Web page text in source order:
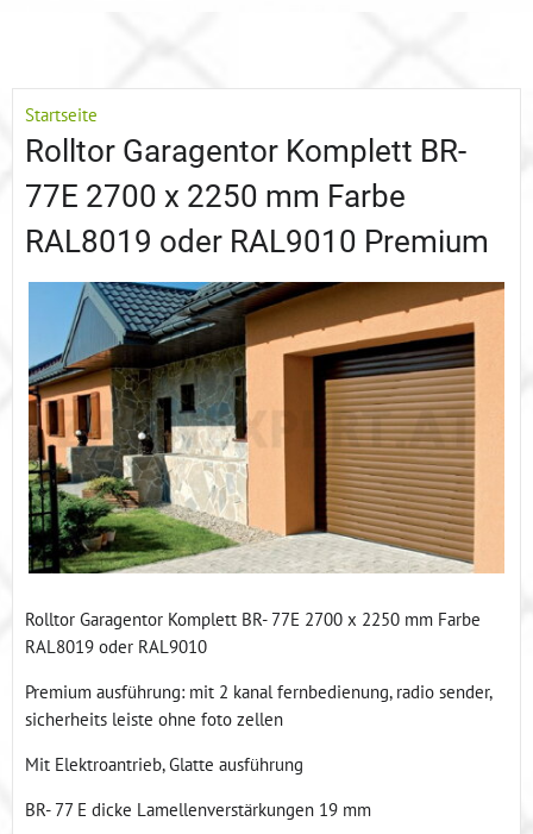
Startseite
Rolltor Garagentor Komplett BR-
77E 2700 x 2250 mm Farbe
RAL8019 oder RAL9010 Premium
Rolltor Garagentor Komplett BR- 77E 2700 x 2250 mm Farbe
RAL8019 oder RAL9010
Premium ausführung: mit 2 kanal fernbedienung, radio sender,
sicherheits leiste ohne foto zellen
Mit Elektroantrieb, Glatte ausführung
BR- 77 E dicke Lamellenverstärkungen 19 mm